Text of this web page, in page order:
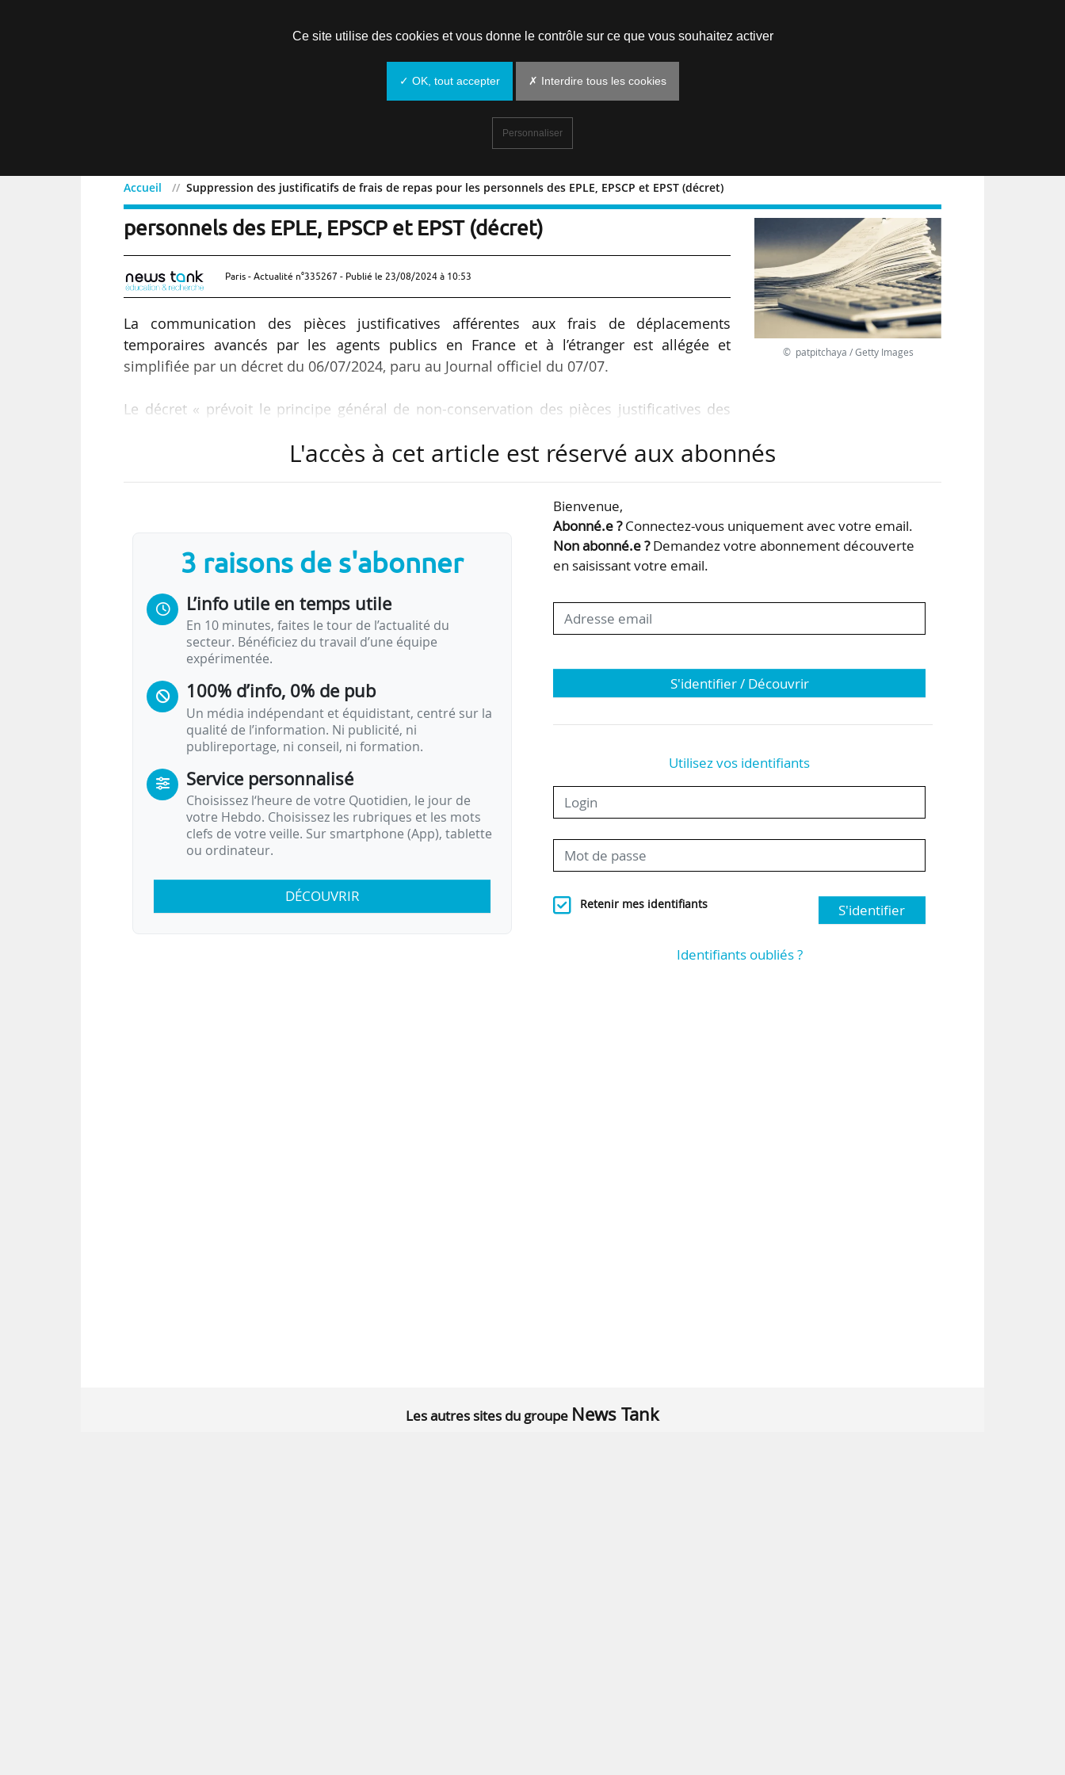
Accueil Suppression des justificatifs de frais de repas pour les personnels des EPLE, EPSCP et EPST (décret)
Suppression des justificatifs de frais de repas pour les
personnels des EPLE, EPSCP et EPST (décret)
Paris - Actualité n°335267 - Publié le 23/08/2024 à 10:53
La communication des pièces justificatives afférentes aux frais de déplacements
temporaires avancés par les agents publics en France et à l’étranger est allégée et
simplifiée par un décret du 06/07/2024, paru au Journal officiel du 07/07.
Le décret « prévoit le principe général de non-conservation des pièces justificatives des
par l’agent pendant un an et transmises à l’ordonnateur en cas de demande expresse. Un
arrêté ministériel peut prévoir l’absence de conservation des pièces justificatives
d’hébergement pour les missions à l’étranger ».
Cela fait partie des mesures annoncées par Gabriel Attal…
© patpitchaya / Getty Images
L'accès à cet article est réservé aux abonnés
3 raisons de s'abonner
L’info utile en temps utile
En 10 minutes, faites le tour de l’actualité du
secteur. Bénéficiez du travail d’une équipe
expérimentée.
100% d’info, 0% de pub
Un média indépendant et équidistant, centré sur la
qualité de l’information. Ni publicité, ni
publireportage, ni conseil, ni formation.
Service personnalisé
Choisissez l‘heure de votre Quotidien, le jour de
votre Hebdo. Choisissez les rubriques et les mots
clefs de votre veille. Sur smartphone (App), tablette
ou ordinateur.
DÉCOUVRIR
Bienvenue,
Abonné.e ?Connectez-vous uniquement avec votre email.
Non abonné.e ?Demandez votre abonnement découverte
en saisissant votre email.
S'identifier / Découvrir
Utilisez vos identifiants
Retenir mes identifiants S'identifier
Identifiants oubliés ?
Les autres sites du groupe News Tank
Ce site utilise des cookies et vous donne le contrôle sur ce que vous souhaitez activer
✓ OK, tout accepter ✗ Interdire tous les cookies
Personnaliser